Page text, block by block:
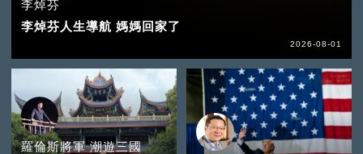
李焯芬
李焯芬人生導航 媽媽回家了
2026-08-01
羅倫斯將軍 潮遊三國